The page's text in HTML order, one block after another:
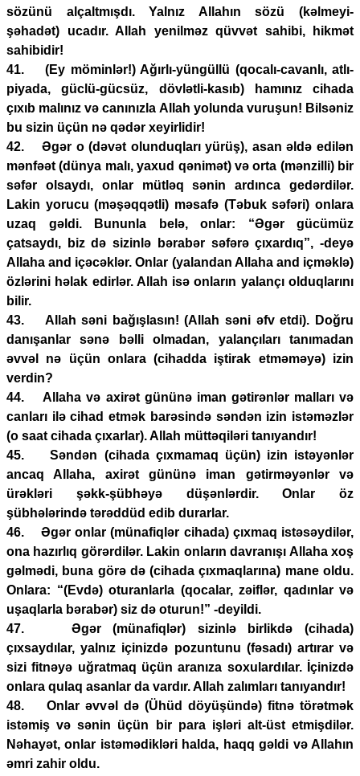
sözünü alçaltmışdı. Yalnız Allahın sözü (kəlmeyi-
şəhadət) ucadır. Allah yenilməz qüvvət sahibi, hikmət
sahibidir!
41. (Ey möminlər!) Ağırlı-yüngüllü (qocalı-cavanlı, atlı-
piyada, güclü-gücsüz, dövlətli-kasıb) hamınız cihada
çıxıb malınız və canınızla Allah yolunda vuruşun! Bilsəniz
bu sizin üçün nə qədər xeyirlidir!
42. Əgər o (dəvət olunduqları yürüş), asan əldə edilən
mənfəət (dünya malı, yaxud qənimət) və orta (mənzilli) bir
səfər olsaydı, onlar mütləq sənin ardınca gedərdilər.
Lakin yorucu (məşəqqətli) məsafə (Təbuk səfəri) onlara
uzaq gəldi. Bununla belə, onlar: “Əgər gücümüz
çatsaydı, biz də sizinlə bərabər səfərə çıxardıq”, -deyə
Allaha and içəcəklər. Onlar (yalandan Allaha and içməklə)
özlərini həlak edirlər. Allah isə onların yalançı olduqlarını
bilir.
43. Allah səni bağışlasın! (Allah səni əfv etdi). Doğru
danışanlar sənə bəlli olmadan, yalançıları tanımadan
əvvəl nə üçün onlara (cihadda iştirak etməməyə) izin
verdin?
44. Allaha və axirət gününə iman gətirənlər malları və
canları ilə cihad etmək barəsində səndən izin istəməzlər
(o saat cihada çıxarlar). Allah müttəqiləri tanıyandır!
45. Səndən (cihada çıxmamaq üçün) izin istəyənlər
ancaq Allaha, axirət gününə iman gətirməyənlər və
ürəkləri şəkk-şübhəyə düşənlərdir. Onlar öz
şübhələrində tərəddüd edib durarlar.
46. Əgər onlar (münafiqlər cihada) çıxmaq istəsəydilər,
ona hazırlıq görərdilər. Lakin onların davranışı Allaha xoş
gəlmədi, buna görə də (cihada çıxmaqlarına) mane oldu.
Onlara: “(Evdə) oturanlarla (qocalar, zəiflər, qadınlar və
uşaqlarla bərabər) siz də oturun!” -deyildi.
47. Əgər (münafiqlər) sizinlə birlikdə (cihada)
çıxsaydılar, yalnız içinizdə pozuntunu (fəsadı) artırar və
sizi fitnəyə uğratmaq üçün aranıza soxulardılar. İçinizdə
onlara qulaq asanlar da vardır. Allah zalımları tanıyandır!
48. Onlar əvvəl də (Ühüd döyüşündə) fitnə törətmək
istəmiş və sənin üçün bir para işləri alt-üst etmişdilər.
Nəhayət, onlar istəmədikləri halda, haqq gəldi və Allahın
əmri zahir oldu.